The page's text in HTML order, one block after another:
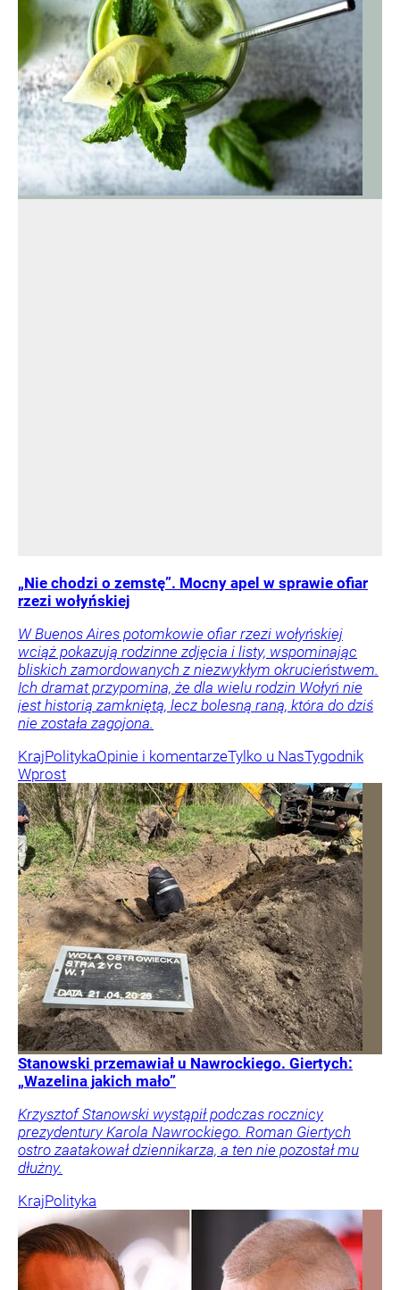
„Nie chodzi o zemstę”. Mocny apel w sprawie ofiar
rzezi wołyńskiej
W Buenos Aires potomkowie ofiar rzezi wołyńskiej
wciąż pokazują rodzinne zdjęcia i listy, wspominając
bliskich zamordowanych z niezwykłym okrucieństwem.
Ich dramat przypomina, że dla wielu rodzin Wołyń nie
jest historią zamkniętą, lecz bolesną raną, która do dziś
nie została zagojona.
KrajPolitykaOpinie i komentarzeTylko u NasTygodnik
Wprost
Stanowski przemawiał u Nawrockiego. Giertych:
„Wazelina jakich mało”
Krzysztof Stanowski wystąpił podczas rocznicy
prezydentury Karola Nawrockiego. Roman Giertych
ostro zaatakował dziennikarza, a ten nie pozostał mu
dłużny.
KrajPolityka